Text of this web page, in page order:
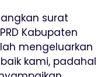
surat
Kabupaten
mengeluarkan
kami, padahal